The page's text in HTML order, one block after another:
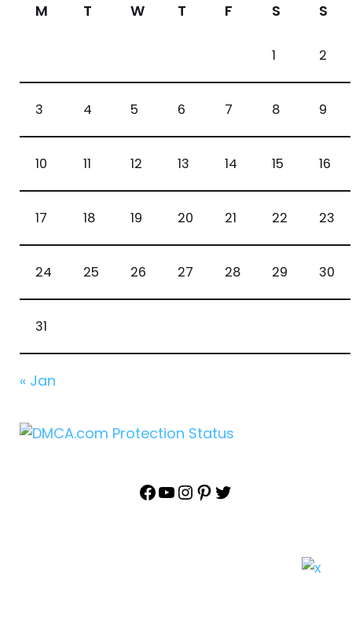
M
T W T F S S
1 2
3 4 5 6 7 8 9
10 11 12 13 14 15 16
17 18 19 20 21 22 23
24 25 26 27 28 29 30
31
« Jan